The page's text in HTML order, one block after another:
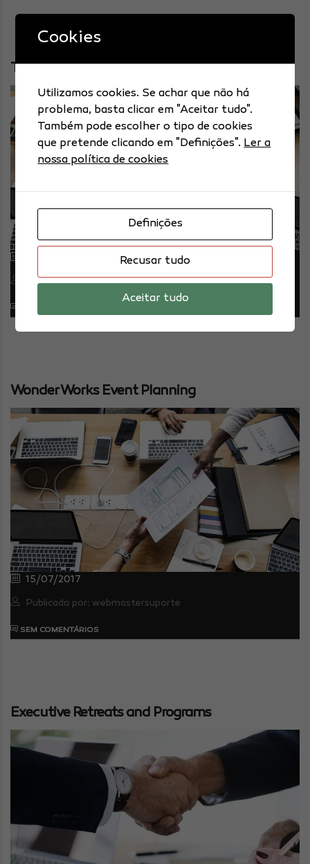
Thought Processes and see what Happen
Publicado por: webmastersuporte
Wonder Works Event Planning
15/07/2017
Publicado por: webmastersuporte
SEM COMENTÁRIOS
Executive Retreats and Programs
Cookies
Utilizamos cookies. Se achar que não há
problema, basta clicar em "Aceitar tudo".
Também pode escolher o tipo de cookies
que pretende clicando em "Definições". Ler a
nossa política de cookies
Definições
Recusar tudo
Aceitar tudo